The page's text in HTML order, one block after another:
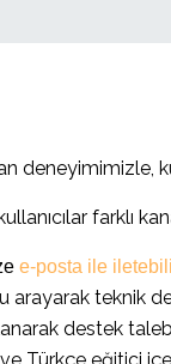
deneyimimizle,
farklı
e-posta ile
arayarak teknik
destek